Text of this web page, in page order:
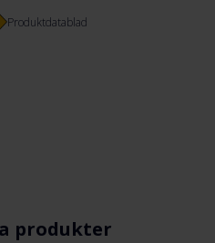
produkter
Produktdatablad